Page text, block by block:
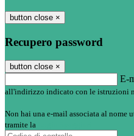
button close ×
Recupero password
button close ×
E-
all'indirizzo indicato con le istruzioni
Non hai una e-mail associata al nome
tramite la